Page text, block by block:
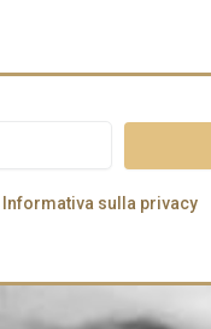
Informativa sulla privacy